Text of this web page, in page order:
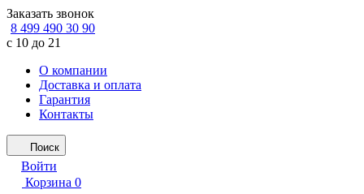
Заказать звонок
8 499 490 30 90
с 10 до 21
О компании
Доставка и оплата
Гарантия
Контакты
Поиск
Войти
Корзина 0